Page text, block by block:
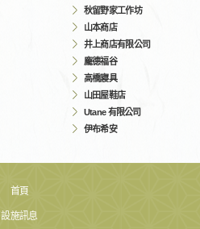
秋留野家工作坊
山本商店
井上商店有限公司
龐德福谷
高橋寢具
山田屋鞋店
Utane 有限公司
伊布希安
首頁
設施訊息